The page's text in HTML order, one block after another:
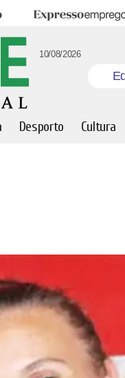
Expresso Emprego
10/08/2026
Desporto Cultura